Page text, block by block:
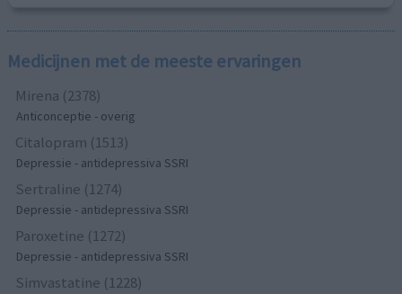
Medicijnen met de meeste ervaringen
Mirena (2378)
Anticonceptie - overig
Citalopram (1513)
Depressie - antidepressiva SSRI
Sertraline (1274)
Depressie - antidepressiva SSRI
Paroxetine (1272)
Depressie - antidepressiva SSRI
Simvastatine (1228)